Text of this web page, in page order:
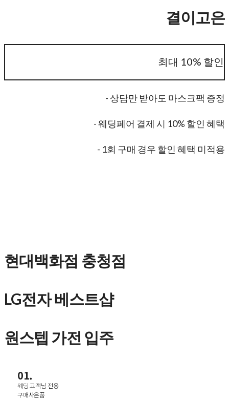
결이고은
최대 10% 할인
- 상담만 받아도 마스크팩 증정
- 웨딩페어 결제 시 10% 할인 혜택
- 1회 구매 경우 할인 혜택 미적용
현대백화점 충청점
LG전자 베스트샵
원스텝 가전 입주
01.
웨딩 고객님 전용
구매사은품